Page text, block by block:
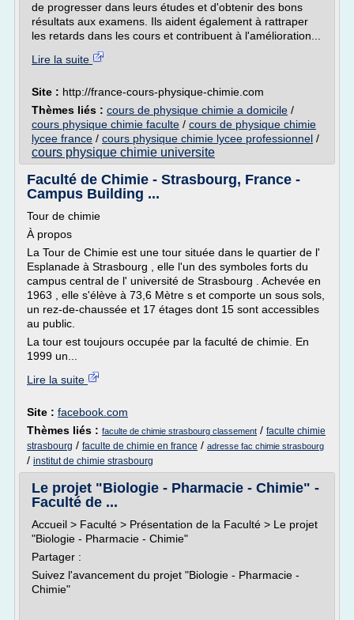
de progresser dans leurs études et d'obtenir des bons
résultats aux examens. Ils aident également à rattraper
les retards dans les cours et contribuent à l'amélioration...
Lire la suite
Site : http://france-cours-physique-chimie.com
Thèmes liés : cours de physique chimie a domicile /
cours physique chimie faculte / cours de physique chimie
lycee france / cours physique chimie lycee professionnel /
cours physique chimie universite
Faculté de Chimie - Strasbourg, France -
Campus Building ...
Tour de chimie
À propos
La Tour de Chimie est une tour située dans le quartier de l'
Esplanade à Strasbourg , elle l'un des symboles forts du
campus central de l' université de Strasbourg . Achevée en
1963 , elle s'élève à 73,6 Mètre s et comporte un sous sols,
un rez-de-chaussée et 17 étages dont 15 sont accessibles
au public.
La tour est toujours occupée par la faculté de chimie. En
1999 un...
Lire la suite
Site : facebook.com
Thèmes liés : faculte de chimie strasbourg classement / faculte chimie
strasbourg / faculte de chimie en france / adresse fac chimie strasbourg
/ institut de chimie strasbourg
Le projet "Biologie - Pharmacie - Chimie" -
Faculté de ...
Accueil > Faculté > Présentation de la Faculté > Le projet
"Biologie - Pharmacie - Chimie"
Partager :
Suivez l'avancement du projet "Biologie - Pharmacie -
Chimie"